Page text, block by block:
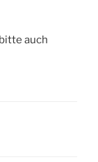
auch